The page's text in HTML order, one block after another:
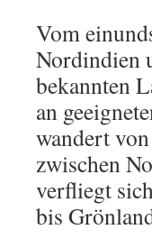
Vom
Nordindien
bekannten
an
wandert
zwischen
verfliegt
bis